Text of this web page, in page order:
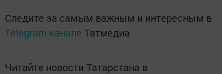
Следите за самым важным и интересным в
Telegram-канале Татмедиа
Читайте новости Татарстана в